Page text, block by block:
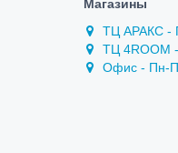
Магазины
ТЦ АРАКС -
ТЦ 4ROOM
Офис - Пн-